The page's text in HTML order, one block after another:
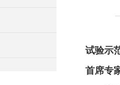
试验示
首席专